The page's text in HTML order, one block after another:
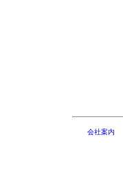
会社案内